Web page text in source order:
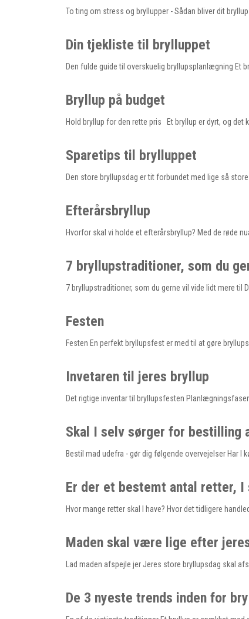
To ting om stress og bryllupper - Sådan bliver dit
Din tjekliste til brylluppet
Den fulde guide til overskuelig bryllupsplanlægning Et
Bryllup på budget
Hold bryllup for den rette pris Et bryllup er dyrt, og
Sparetips til brylluppet
Den store bryllupsdag er tit forbundet med lige så
Efterårsbryllup
Hvorfor skal vi holde et efterårsbryllup? Med de røde
7 bryllupstraditioner, som du
7 bryllupstraditioner, som du gerne vil vide lidt mere til
Festen
Festen En perfekt bryllupsfest er med til at gøre
Invetaren til jeres bryllup
Det rigtige inventar til bryllupsfesten
Skal I selv sørger for bestilling
Bestil mad udefra - gør dig følgende overvejelser Har I
Er der et bestemt antal retter,
Hvor mange retter skal I have? Hvor det tidligere
Maden skal være lige efter
Lad maden afspejle jer Jeres store bryllupsdag skal
De 3 nyeste trends inden for